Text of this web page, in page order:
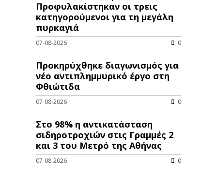
Προφυλακίστηκαν οι τρεις
κατηγορούμενοι για τη μεγάλη
πυρκαγιά
07-08-2026 0
Προκηρύχθηκε διαγωνισμός για
νέo αντιπλημμυρικό έργο στη
Φθιώτιδα
07-08-2026 0
Στο 98% η αντικατάσταση
σιδηροτροχιών στις Γραμμές 2
και 3 του Μετρό της Αθήνας
07-08-2026 0